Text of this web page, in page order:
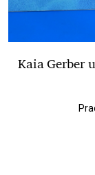
Kaia Gerber